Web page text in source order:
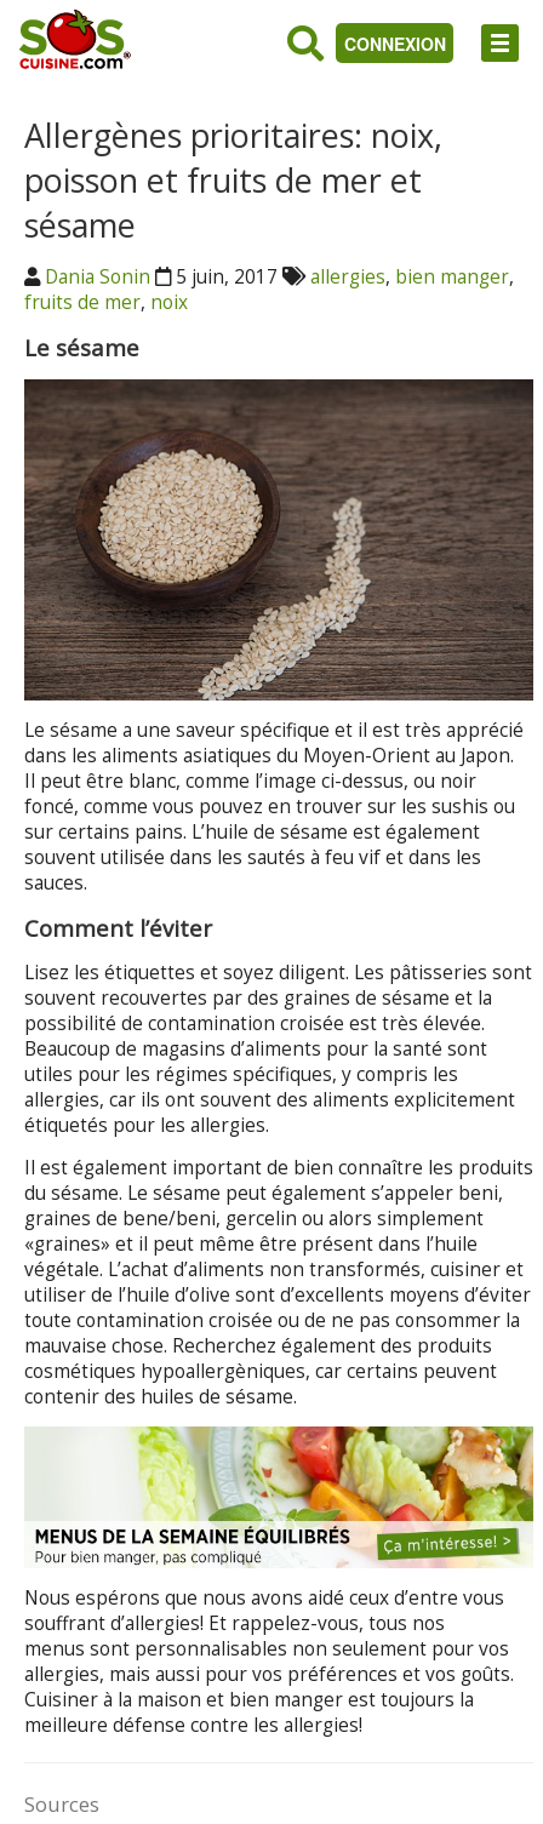
CONNEXION
Allergènes prioritaires: noix,
poisson et fruits de mer et
sésame
Dania Sonin 5 juin, 2017 allergies, bien manger,
fruits de mer, noix
Le sésame
Le sésame a une saveur spécifique et il est très apprécié
dans les aliments asiatiques du Moyen-Orient au Japon.
Il peut être blanc, comme l’image ci-dessus, ou noir
foncé, comme vous pouvez en trouver sur les sushis ou
sur certains pains. L’huile de sésame est également
souvent utilisée dans les sautés à feu vif et dans les
sauces.
Comment l’éviter
Lisez les étiquettes et soyez diligent. Les pâtisseries sont
souvent recouvertes par des graines de sésame et la
possibilité de contamination croisée est très élevée.
Beaucoup de magasins d’aliments pour la santé sont
utiles pour les régimes spécifiques, y compris les
allergies, car ils ont souvent des aliments explicitement
étiquetés pour les allergies.
Il est également important de bien connaître les produits
du sésame. Le sésame peut également s’appeler beni,
graines de bene/beni, gercelin ou alors simplement
«graines» et il peut même être présent dans l’huile
végétale. L’achat d’aliments non transformés, cuisiner et
utiliser de l’huile d’olive sont d’excellents moyens d’éviter
toute contamination croisée ou de ne pas consommer la
mauvaise chose. Recherchez également des produits
cosmétiques hypoallergèniques, car certains peuvent
contenir des huiles de sésame.
Nous espérons que nous avons aidé ceux d’entre vous
souffrant d’allergies! Et rappelez-vous, tous nos
menus sont personnalisables non seulement pour vos
allergies, mais aussi pour vos préférences et vos goûts.
Cuisiner à la maison et bien manger est toujours la
meilleure défense contre les allergies!
Sources